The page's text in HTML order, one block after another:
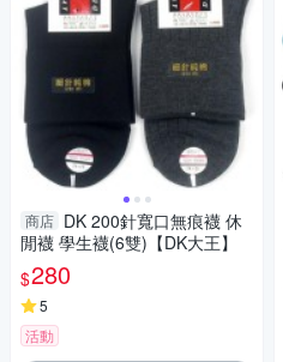
商店 DK 200針寬口無痕襪 休
閒襪 學生襪(6雙)【DK大王】
$280
5
活動